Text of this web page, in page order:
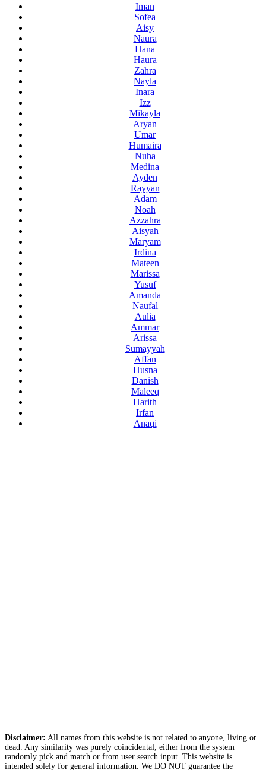
Iman
Sofea
Aisy
Naura
Hana
Haura
Zahra
Nayla
Inara
Izz
Mikayla
Aryan
Umar
Humaira
Nuha
Medina
Ayden
Rayyan
Adam
Noah
Azzahra
Aisyah
Maryam
Irdina
Mateen
Marissa
Yusuf
Amanda
Naufal
Aulia
Ammar
Arissa
Sumayyah
Affan
Husna
Danish
Maleeq
Harith
Irfan
Anaqi
Disclaimer: All names from this website is not related to anyone, living or
dead. Any similarity was purely coincidental, either from the system
randomly pick and match or from user search input. This website is
intended solely for general information. We DO NOT guarantee the